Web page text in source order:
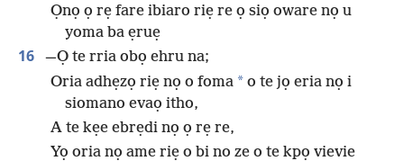
Ọnọ ọ rẹ fare ibiaro riẹ re ọ siọ oware nọ u
yoma ba ẹruẹ
16
—Ọ te rria obọ ehru na;
Oria adhẹzọ riẹ nọ o foma * o te jọ eria nọ i
siomano evaọ itho,
A te kẹe ebrẹdi nọ ọ rẹ re,
Yọ oria nọ ame riẹ o bi no ze o te kpọ vievie